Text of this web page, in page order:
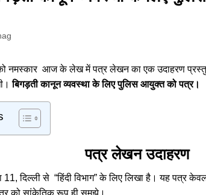
को नमस्कार आज के लेख में पत्र लेखन का एक उदाहरण
बिगड़ती कानून व्यवस्था के लिए पुलिस आयुक्त को पत्र।
पत्र लेखन उदाहरण
11, दिल्ली से “हिंदी विभाग” के लिए लिखा है। यह पत्र
को सांकेतिक रूप ही समझे।